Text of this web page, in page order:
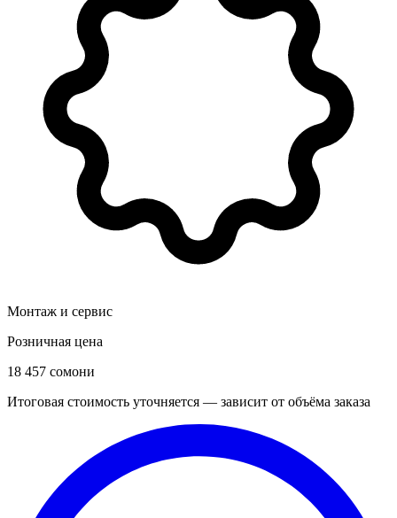
Монтаж и сервис
Розничная цена
18 457 сомони
Итоговая стоимость уточняется — зависит от объёма заказа